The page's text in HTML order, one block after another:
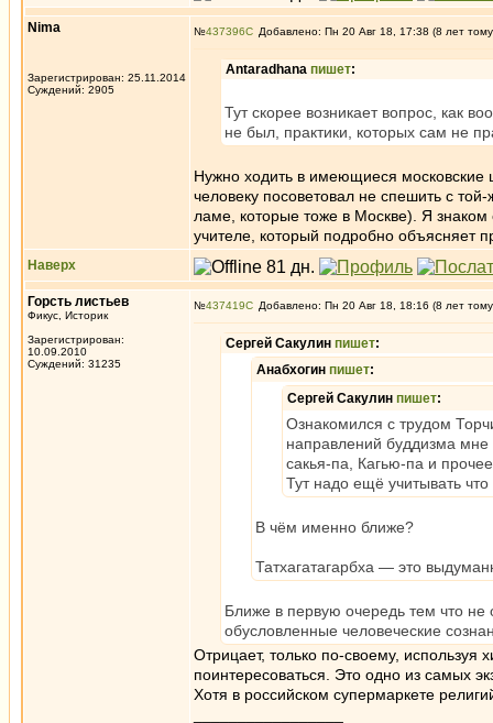
Nima
Зарегистрирован: 25.11.2014
Суждений: 2905
№437396 Добавлено: Пн 20 Авг 18, 17:38 (8 лет
Antaradhana пишет:
Тут скорее возникает вопрос, как
не был, практики, которых сам не
Нужно ходить в имеющиеся московские
человеку посоветовал не спешить с
ламе, которые тоже в Москве). Я
учителе, который подробно объясняет
Наверх
Горсть листьев
Фикус, Историк
Зарегистрирован:
10.09.2010
Суждений: 31235
№437419 Добавлено: Пн 20 Авг 18, 18:16 (8 лет
Сергей Сакулин пишет:
Анабхогин пишет:
Сергей Сакулин пишет:
Ознакомился с трудом
направлений буддизма мне
сакья-па, Кагью-па и
Тут надо ещё учитывать
В чём именно ближе?
Татхагатагарбха — это
Ближе в первую очередь тем что не
обусловленные человеческие
Отрицает, только по-своему,
поинтересоваться. Это одно из самых
Хотя в российском супермаркете